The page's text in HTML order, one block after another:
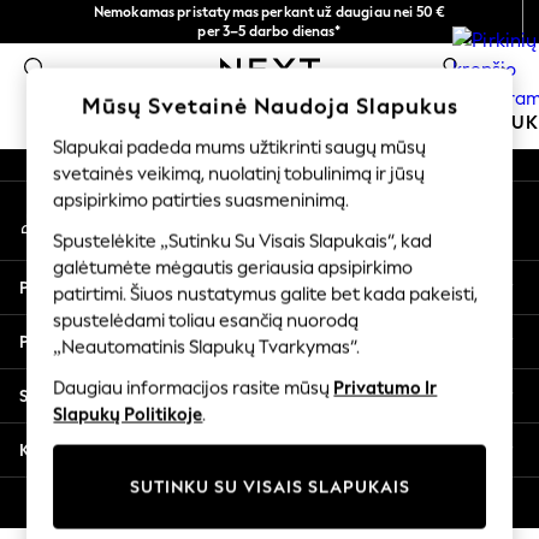
Nemokamas pristatymas perkant už daugiau nei 50 €
per 3–5 darbo dienas*
Dabar galite apsipirkti lietuvių kalba!
0
MOKYKLINĖ APRANGA MERGAITĖMS
SCHOOLWEAR
All Boys Schoolwear
Shoes
Trousers
Shorts
Shirts
Polo Shirts
Sweatshirts & Jumpers
Coats & Jackets
Underwear
Multipacks
All Boys Sport & Swimwear
An error occurred on client
Mūsų socialiniai tinklai
Mano paskyra
Prisijunkite prie savo paskyros
Pagalba
Privatumas ir teisinė informacija
Skyriai
Kitos paslaugos
Mūsų Svetainė Naudoja Slapukus
Slapukai padeda mums užtikrinti saugų mūsų
svetainės veikimą, nuolatinį tobulinimą ir jūsų
apsipirkimo patirties suasmeninimą.
Spustelėkite „Sutinku Su Visais Slapukais“, kad
galėtumėte mėgautis geriausia apsipirkimo
patirtimi. Šiuos nustatymus galite bet kada pakeisti,
spustelėdami toliau esančią nuorodą
„Neautomatinis Slapukų Tvarkymas“.
Daugiau informacijos rasite mūsų Privatumo Ir
Slapukų Politikoje.
SUTINKU SU VISAIS SLAPUKAIS